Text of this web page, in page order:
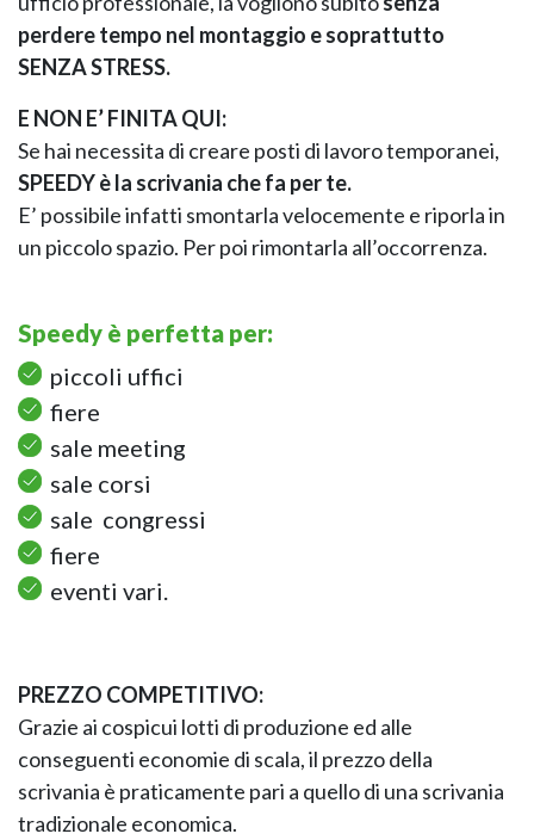
perdere tempo nel montaggio e soprattutto
SENZA STRESS.
E NON E’ FINITA QUI:
Se hai necessita di creare posti di lavoro temporanei,
SPEEDY è la scrivania che fa per te.
E’ possibile infatti smontarla velocemente e riporla in
un piccolo spazio. Per poi rimontarla all’occorrenza.
Speedy è perfetta per:
piccoli uffici
fiere
sale meeting
sale corsi
sale congressi
fiere
eventi vari.
PREZZO COMPETITIVO:
Grazie ai cospicui lotti di produzione ed alle
conseguenti economie di scala, il prezzo della
scrivania è praticamente pari a quello di una scrivania
tradizionale economica.